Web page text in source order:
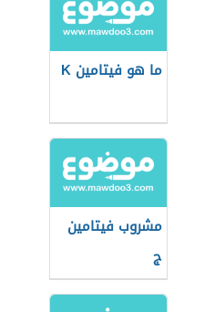
ما هو فيتامين K
مشروب فيتامين
ج